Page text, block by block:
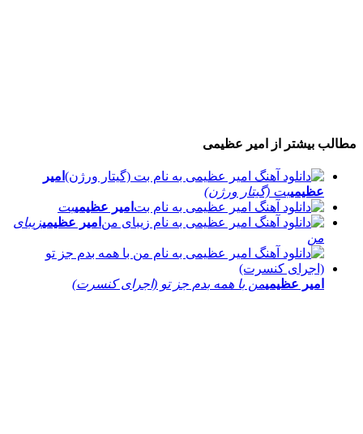
مطالب بیشتر از امیر عظیمی
امیر
عظیمیبت (گیتار ورژن)
امیر عظیمیبت
امیر عظیمیزیبای
من
امیر عظیمیمن با همه بدم جز تو (اجرای کنسرت)